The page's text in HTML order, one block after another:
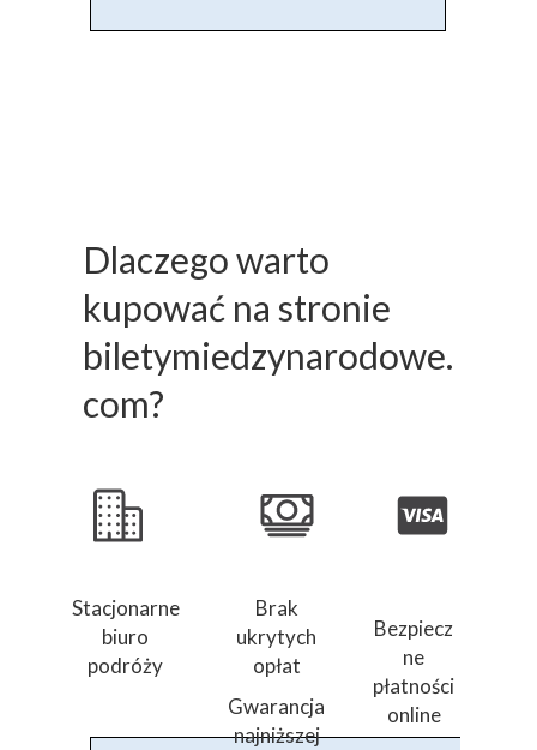
Bezpiecz
ne
płatności
online
Brak
ukrytych
opłat
Gwarancja
najniższej
Stacjonarne
biuro
podróży
Dlaczego warto
kupować na stronie
biletymiedzynarodowe.
com?